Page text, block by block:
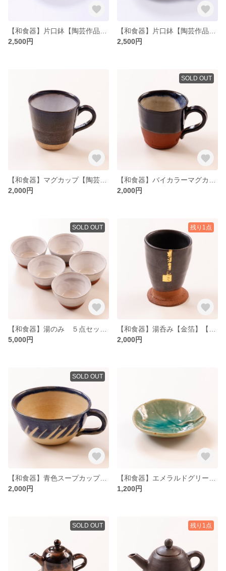
2,500円
2,500円
2,000円
SOLD OUT
2,000円
SOLD OUT
5,000円
残り1点
2,000円
SOLD OUT
【和食器】青色スープカップ【陶芸作品】【プレゼント】【お祝い】【ハンドメイド】
2,000円
1,200円
SOLD OUT 残り1点